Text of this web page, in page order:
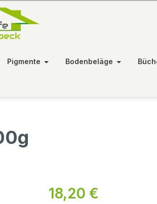
Pigmente Bodenbeläge
18,20 €